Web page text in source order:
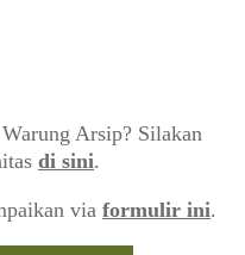
Arsip? Silakan
di sini.
via formulir ini.